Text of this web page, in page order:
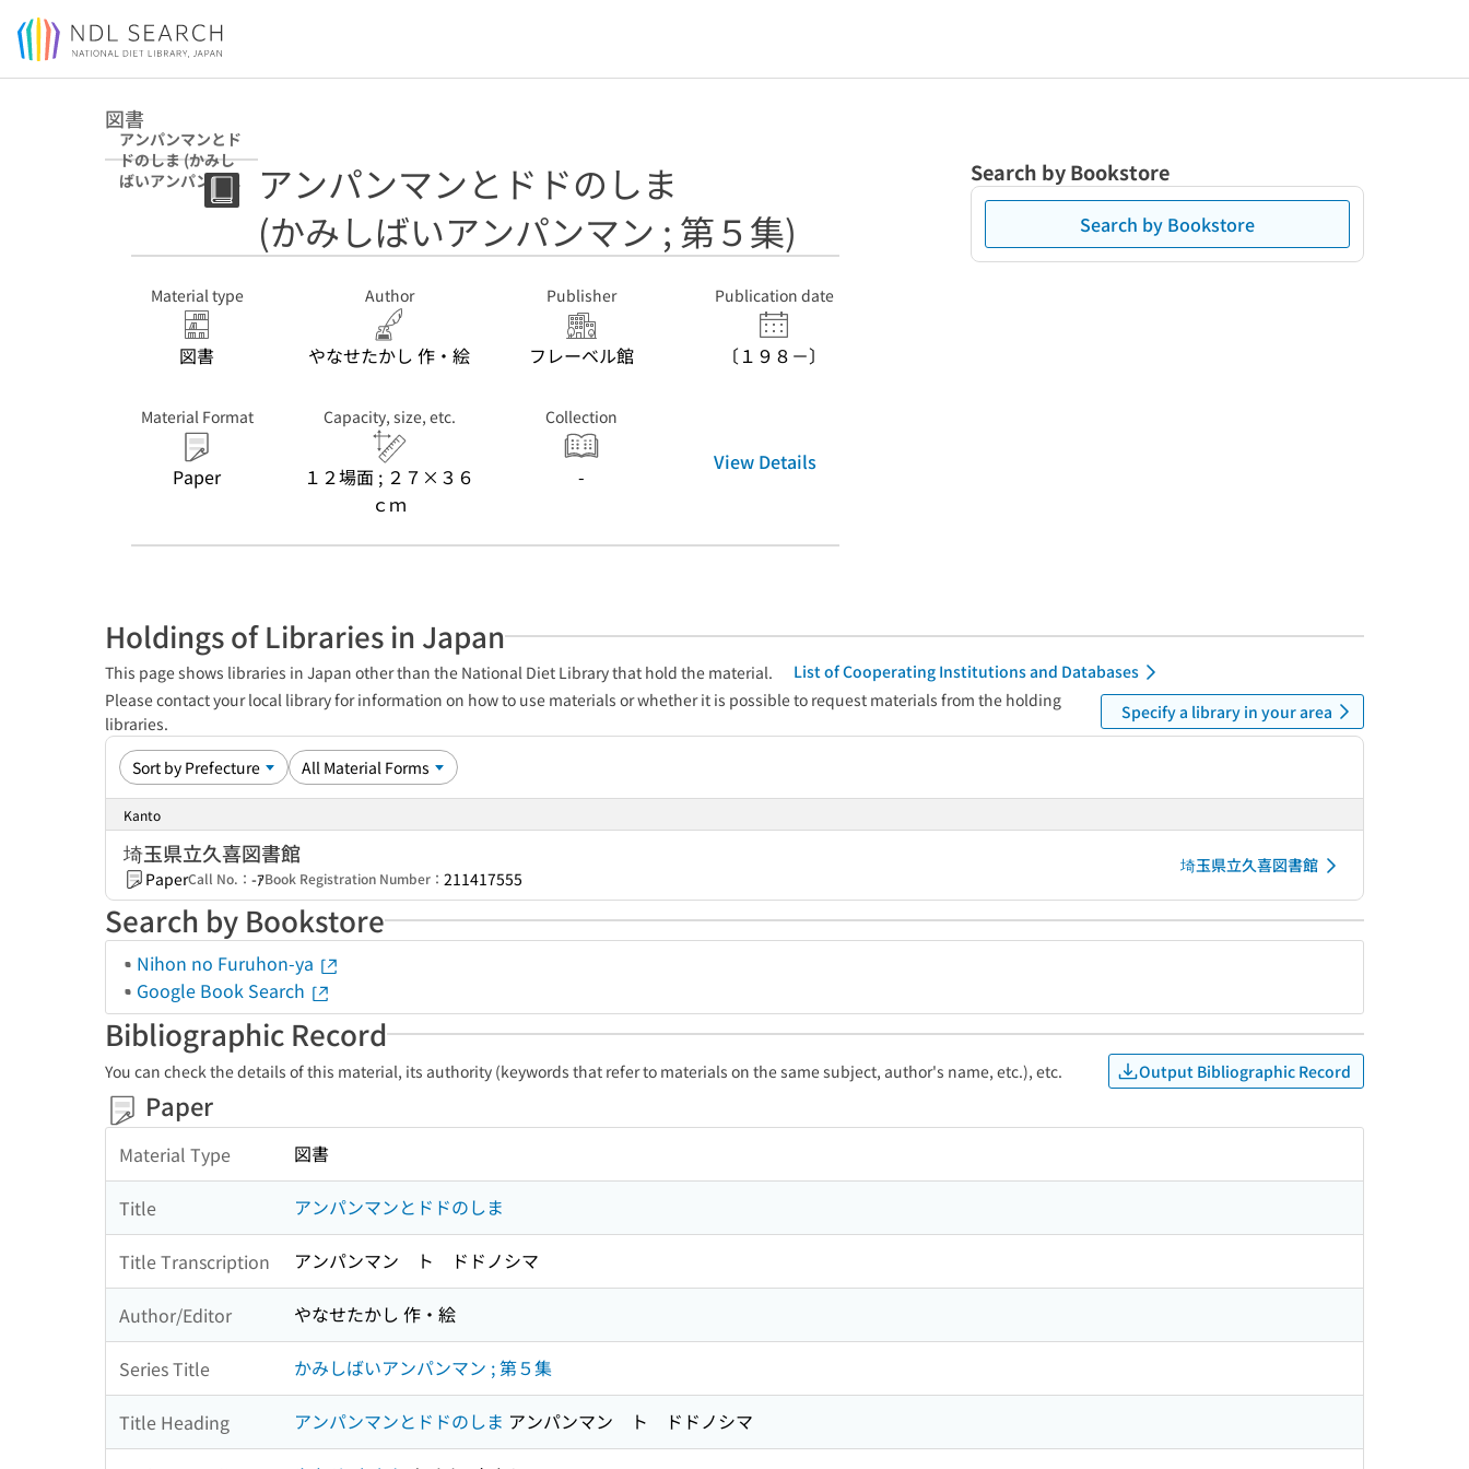
Jump to main content
図書
アンパンマンとド
ドのしま (かみし
ばいアンパンマン
アンパンマンとドドのしま
(かみしばいアンパンマン ; 第５集)
Material type
図書
Author
やなせたかし 作・絵
Publisher
フレーベル館
Publication date
〔１９８－〕
Material Format
Paper
Capacity, size, etc.
１２場面 ; ２７×３６
ｃｍ
Collection
-
View Details
Search by Bookstore
Search by Bookstore
Holdings of Libraries in Japan
This page shows libraries in Japan other than the National Diet Library that hold the material.
List of Cooperating Institutions and Databases
Please contact your local library for information on how to use materials or whether it is possible to request materials from the holding
libraries.
Specify a library in your area
Kanto
埼玉県立久喜図書館
PaperCall No.： -ｱBook Registration Number： 211417555
埼玉県立久喜図書館
Search by Bookstore
Nihon no Furuhon-ya
Google Book Search
Bibliographic Record
You can check the details of this material, its authority (keywords that refer to materials on the same subject, author's name, etc.), etc. Output Bibliographic Record
Paper
Material Type 図書
Title アンパンマンとドドのしま
Title Transcription アンパンマン ト ドドノシマ
Author/Editor やなせたかし 作・絵
Series Title かみしばいアンパンマン ; 第５集
Title Heading アンパンマンとドドのしま アンパンマン ト ドドノシマ